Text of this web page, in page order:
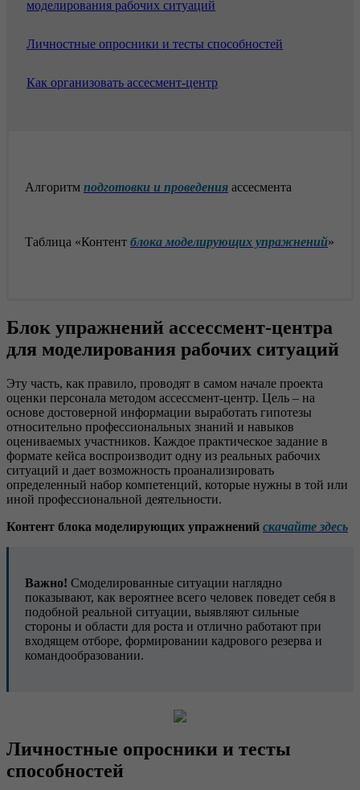
моделирования рабочих ситуаций
Личностные опросники и тесты способностей
Как организовать ассесмент-центр
Алгоритм подготовки и проведения ассесмента
Таблица «Контент блока моделирующих упражнений»
Блок упражнений ассессмент-центра
для моделирования рабочих ситуаций
Эту часть, как правило, проводят в самом начале проекта
оценки персонала методом ассессмент-центр. Цель – на
основе достоверной информации выработать гипотезы
относительно профессиональных знаний и навыков
оцениваемых участников. Каждое практическое задание в
формате кейса воспроизводит одну из реальных рабочих
ситуаций и дает возможность проанализировать
определенный набор компетенций, которые нужны в той или
иной профессиональной деятельности.
Контент блока моделирующих упражнений скачайте здесь
Важно! Смоделированные ситуации наглядно
показывают, как вероятнее всего человек поведет себя в
подобной реальной ситуации, выявляют сильные
стороны и области для роста и отлично работают при
входящем отборе, формировании кадрового резерва и
командообразовании.
Личностные опросники и тесты
способностей